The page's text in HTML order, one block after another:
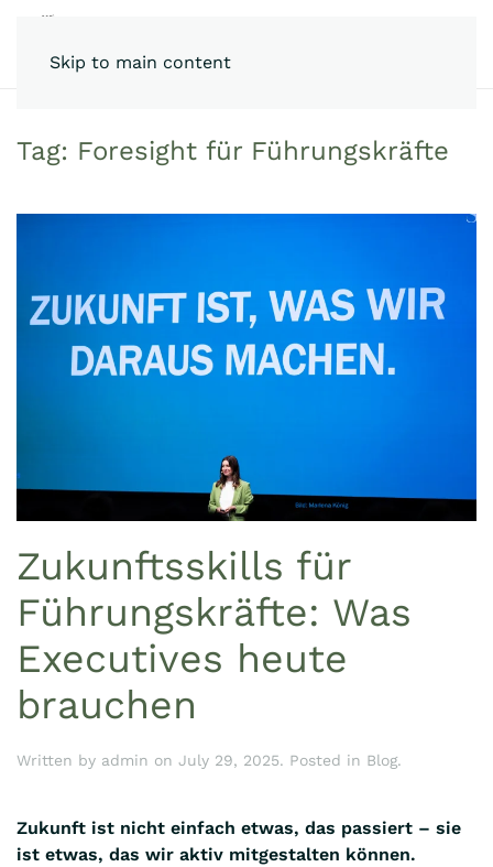
Skip to main content
Tag: Foresight für Führungskräfte
Zukunftsskills für
Führungskräfte: Was
Executives heute
brauchen
Written by admin on July 29, 2025. Posted in Blog.
Zukunft ist nicht einfach etwas, das passiert – sie
ist etwas, das wir aktiv mitgestalten können.